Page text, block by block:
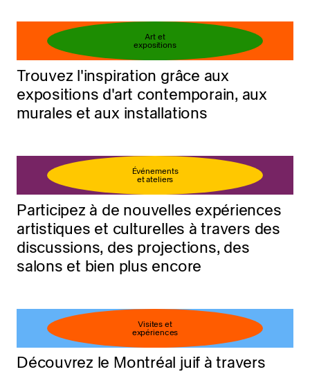
Art et
expositions
Trouvez l'inspiration grâce aux
expositions d'art contemporain, aux
murales et aux installations
Événements
et ateliers
Participez à de nouvelles expériences
artistiques et culturelles à travers des
discussions, des projections, des
salons et bien plus encore
Visites et
expériences
Découvrez le Montréal juif à travers